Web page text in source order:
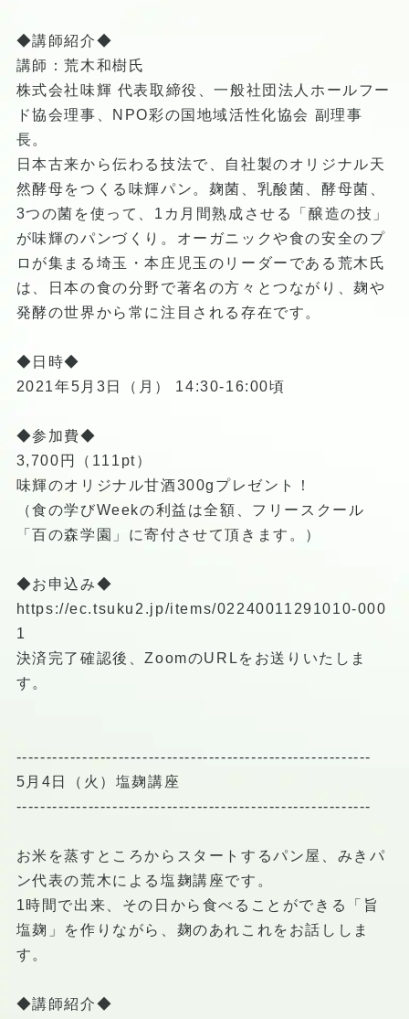
◆講師紹介◆
講師：荒木和樹氏
株式会社味輝 代表取締役、一般社団法人ホールフー
ド協会理事、NPO彩の国地域活性化協会 副理事
長。
日本古来から伝わる技法で、自社製のオリジナル天
然酵母をつくる味輝パン。麹菌、乳酸菌、酵母菌、
3つの菌を使って、1カ月間熟成させる「醸造の技」
が味輝のパンづくり。オーガニックや食の安全のプ
ロが集まる埼玉・本庄児玉のリーダーである荒木氏
は、日本の食の分野で著名の方々とつながり、麹や
発酵の世界から常に注目される存在です。
◆日時◆
2021年5月3日（月） 14:30-16:00頃
◆参加費◆
3,700円（111pt）
味輝のオリジナル甘酒300gプレゼント！
（食の学びWeekの利益は全額、フリースクール
「百の森学園」に寄付させて頂きます。）
◆お申込み◆
https://ec.tsuku2.jp/items/02240011291010-000
1
決済完了確認後、ZoomのURLをお送りいたしま
す。
-----------------------------------------------------------
5月4日（火）塩麹講座
-----------------------------------------------------------
お米を蒸すところからスタートするパン屋、みきパ
ン代表の荒木による塩麹講座です。
1時間で出来、その日から食べることができる「旨
塩麹」を作りながら、麹のあれこれをお話ししま
す。
◆講師紹介◆